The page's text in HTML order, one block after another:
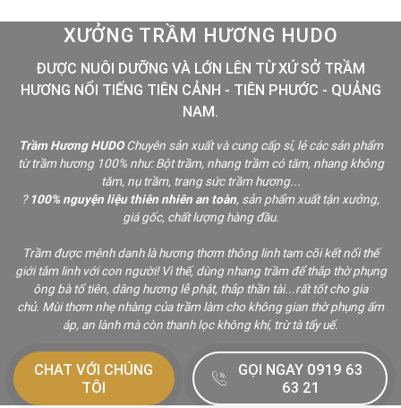
XƯỞNG TRẦM HƯƠNG HUDO
ĐƯỢC NUÔI DƯỠNG VÀ LỚN LÊN TỪ XỨ SỞ TRẦM
HƯƠNG NỔI TIẾNG TIÊN CẢNH - TIÊN PHƯỚC - QUẢNG
NAM.
Trầm Hương HUDOChuyên sản xuất và cung cấp sỉ, lẻ các sản phẩm
từ trầm hương 100% như: Bột trầm, nhang trầm có tăm, nhang không
tăm, nụ trầm, trang sức trầm hương...
? 100% nguyện liệu thiên nhiên an toàn, sản phẩm xuất tận xưởng,
giá gốc, chất lượng hàng đầu.
Trầm được mệnh danh là hương thơm thông linh tam cõi kết nối thế
giới tâm linh với con người! Vì thế, dùng nhang trầm để thắp thờ phụng
ông bà tổ tiên, dâng hương lễ phật, thắp thần tài...rất tốt cho gia
chủ. Mùi thơm nhẹ nhàng của trầm làm cho không gian thờ phụng ấm
áp, an lành mà còn thanh lọc không khí, trừ tà tẩy uế.
CHAT VỚI CHÚNG
TÔI
GỌI NGAY 0919 63
63 21